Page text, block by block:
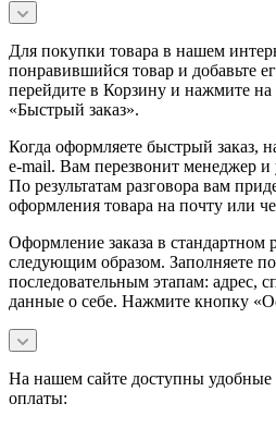
Для покупки товара в нашем
понравившийся товар и добавьте
перейдите в Корзину и нажмите
«Быстрый заказ».
Когда оформляете быстрый
e-mail. Вам перезвонит менеджер и
По результатам разговора вам
оформления товара на почту или
Оформление заказа в стандартном
следующим образом. Заполняете
последовательным этапам: адрес,
данные о себе. Нажмите кнопку
На нашем сайте доступны удобные
оплаты: